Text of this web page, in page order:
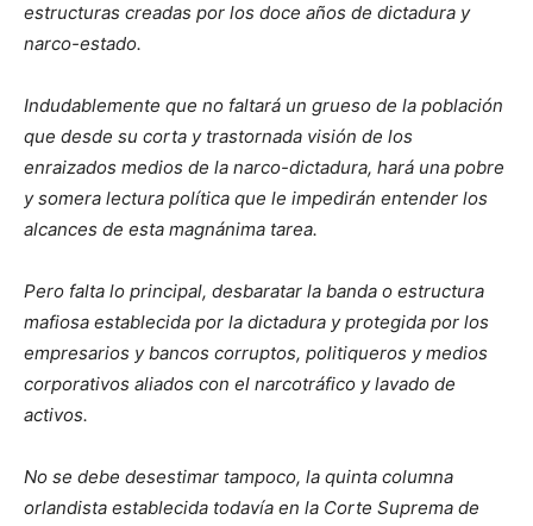
estructuras creadas por los doce años de dictadura y
narco-estado.
Indudablemente que no faltará un grueso de la población
que desde su corta y trastornada visión de los
enraizados medios de la narco-dictadura, hará una pobre
y somera lectura política que le impedirán entender los
alcances de esta magnánima tarea.
Pero falta lo principal, desbaratar la banda o estructura
mafiosa establecida por la dictadura y protegida por los
empresarios y bancos corruptos, politiqueros y medios
corporativos aliados con el narcotráfico y lavado de
activos.
No se debe desestimar tampoco, la quinta columna
orlandista establecida todavía en la Corte Suprema de